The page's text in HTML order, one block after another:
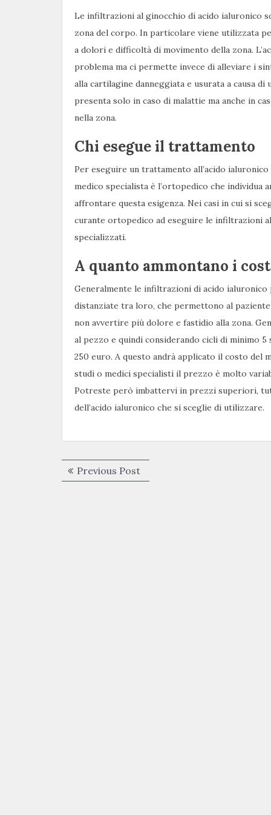
Le infiltrazioni al ginocchio di acido ialuronico
zona del corpo. In particolare viene utilizzata
a dolori e difficoltà di movimento della zona.
problema ma ci permette invece di alleviare i
alla cartilagine danneggiata e usurata a causa
presenta solo in caso di malattie ma anche in
nella zona.
Chi esegue il trattamento
Per eseguire un trattamento all’acido
medico specialista è l’ortopedico che
affrontare questa esigenza. Nei casi in cui si
curante ortopedico ad eseguire le infiltrazioni
specializzati.
A quanto ammontano i
Generalmente le infiltrazioni di acido
distanziate tra loro, che permettono al
non avvertire più dolore e fastidio alla zona.
al pezzo e quindi considerando cicli di minimo
250 euro. A questo andrà applicato il costo del
studi o medici specialisti il prezzo è molto
Potreste però imbattervi in prezzi superiori,
dell’acido ialuronico che si sceglie di utilizzare.
Navigazione
articoli
Previous PostPrevious
post: